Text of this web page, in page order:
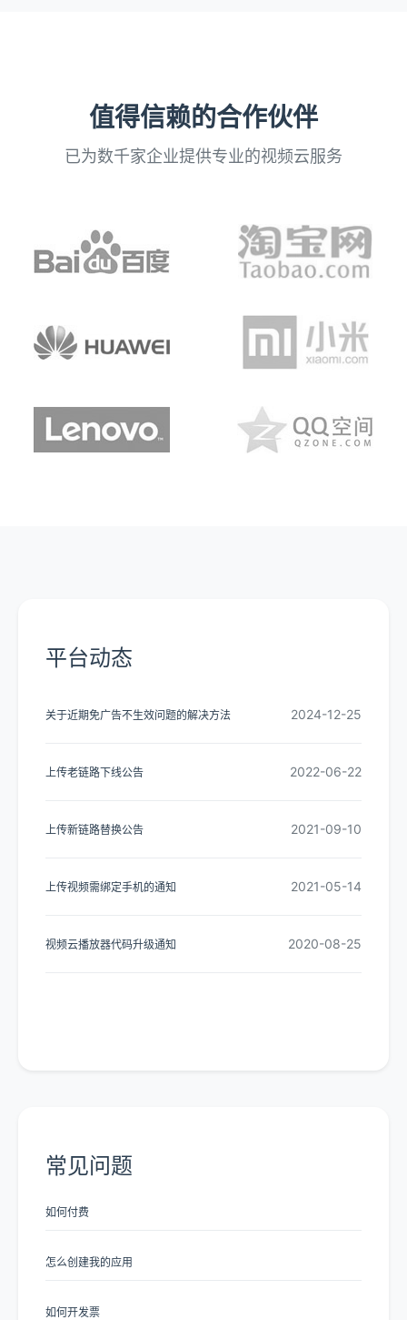
值得信赖的合作伙伴
已为数千家企业提供专业的视频云服务
平台动态
关于近期免广告不生效问题的解决方法 2024-12-25
上传老链路下线公告 2022-06-22
上传新链路替换公告 2021-09-10
上传视频需绑定手机的通知 2021-05-14
视频云播放器代码升级通知 2020-08-25
常见问题
如何付费
怎么创建我的应用
如何开发票